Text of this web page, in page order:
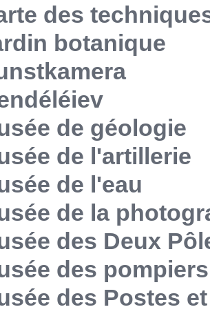
des
botanique
de géologie
de l'artillerie
de l'eau
de la
des Deux
des pompiers
des Postes